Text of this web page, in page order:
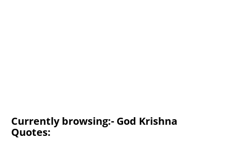
Currently browsing:- God Krishna
Quotes: